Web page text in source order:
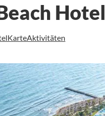
Hotel
KarteAktivitäten